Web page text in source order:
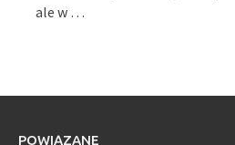
ale w …
POWIĄZANE